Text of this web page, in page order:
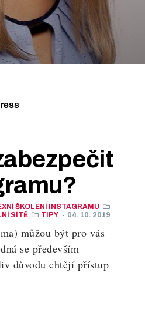
ŠKOLENÍ INSTAGRAMU
SÍTĚ TIPY - 04. 10. 2019
můžou být pro vás
se především
důvodu chtějí přístup